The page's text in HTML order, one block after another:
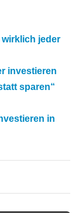
jeder
investieren
sparen“
in